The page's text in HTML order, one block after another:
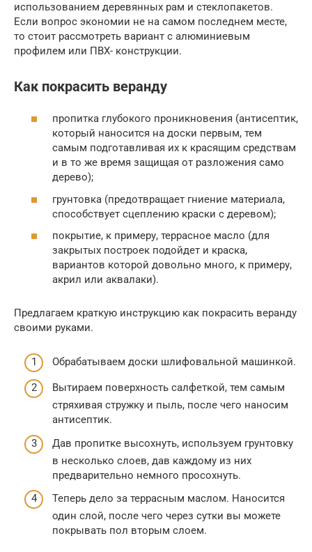
использованием деревянных рам и стеклопакетов.
Если вопрос экономии не на самом последнем месте,
то стоит рассмотреть вариант с алюминиевым
профилем или ПВХ- конструкции.
Как покрасить веранду
пропитка глубокого проникновения (антисептик,
который наносится на доски первым, тем
самым подготавливая их к красящим средствам
и в то же время защищая от разложения само
дерево);
грунтовка (предотвращает гниение материала,
способствует сцеплению краски с деревом);
покрытие, к примеру, террасное масло (для
закрытых построек подойдет и краска,
вариантов которой довольно много, к примеру,
акрил или аквалаки).
Предлагаем краткую инструкцию как покрасить веранду
своими руками.
Обрабатываем доски шлифовальной машинкой.
Вытираем поверхность салфеткой, тем самым
стряхивая стружку и пыль, после чего наносим
антисептик.
Дав пропитке высохнуть, используем грунтовку
в несколько слоев, дав каждому из них
предварительно немного просохнуть.
Теперь дело за террасным маслом. Наносится
один слой, после чего через сутки вы можете
покрывать пол вторым слоем.